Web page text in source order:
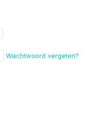
Wachtwoord vergeten?